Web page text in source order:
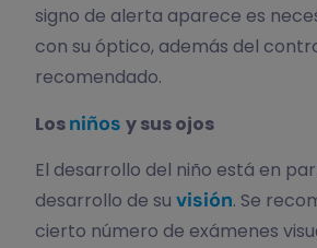
signo de alerta aparece es
con su óptico, además del
recomendado.
Losniños y sus ojos
El desarrollo del niño está en
desarrollo de su visión. Se
cierto número de exámenes